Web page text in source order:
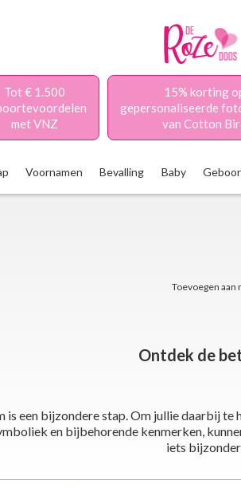
Tot € 1.500
met VNZ
15% korting
gepersonaliseerde
van Cotton
Voornamen Bevalling Baby
Toevoegen aan
Ontdek de
is een bijzondere stap. Om jullie daarbij
en bijbehorende kenmerken,
iets